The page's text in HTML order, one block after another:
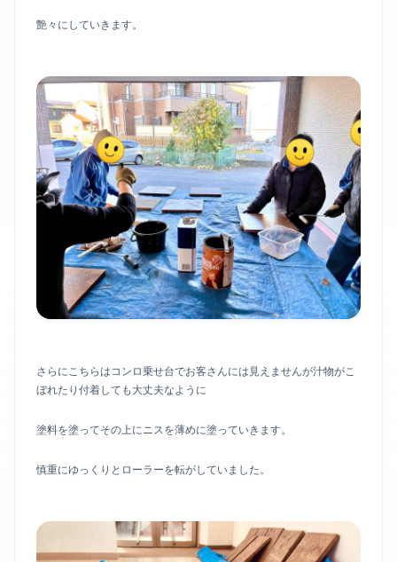
艶々にしていきます。
さらにこちらはコンロ乗せ台でお客さんには見えませんが汁物がこ
ぼれたり付着しても大丈夫なように
塗料を塗ってその上にニスを薄めに塗っていきます。
慎重にゆっくりとローラーを転がしていました。